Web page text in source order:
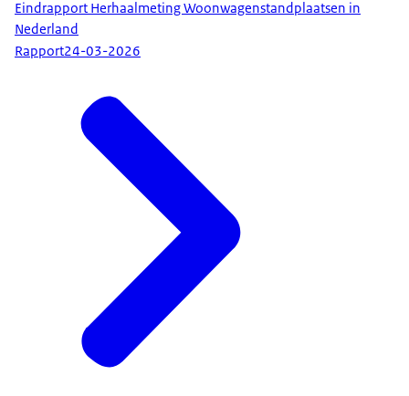
Eindrapport Herhaalmeting Woonwagenstandplaatsen in
Nederland
Rapport24-03-2026